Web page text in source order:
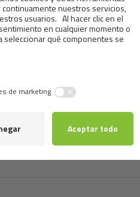
D3 (3a671) 850 UI, vitamina
1. 8 mg, zinc (3b606)
(3b201) 3,5 mg, selenio